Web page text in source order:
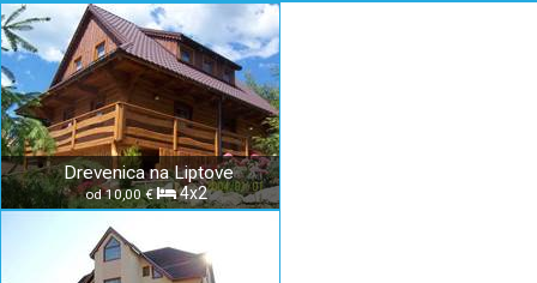
Drevenica na Liptove
od 10,00 € 4x2